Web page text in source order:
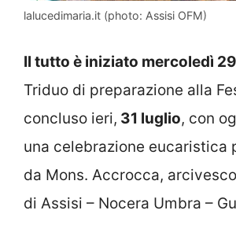
lalucedimaria.it (photo: Assisi OFM)
Il tutto è iniziato mercoledì
Triduo di preparazione alla
concluso ieri, 31 luglio, con
una celebrazione eucaristica
da Mons. Accrocca,
di Assisi – Nocera Umbra –